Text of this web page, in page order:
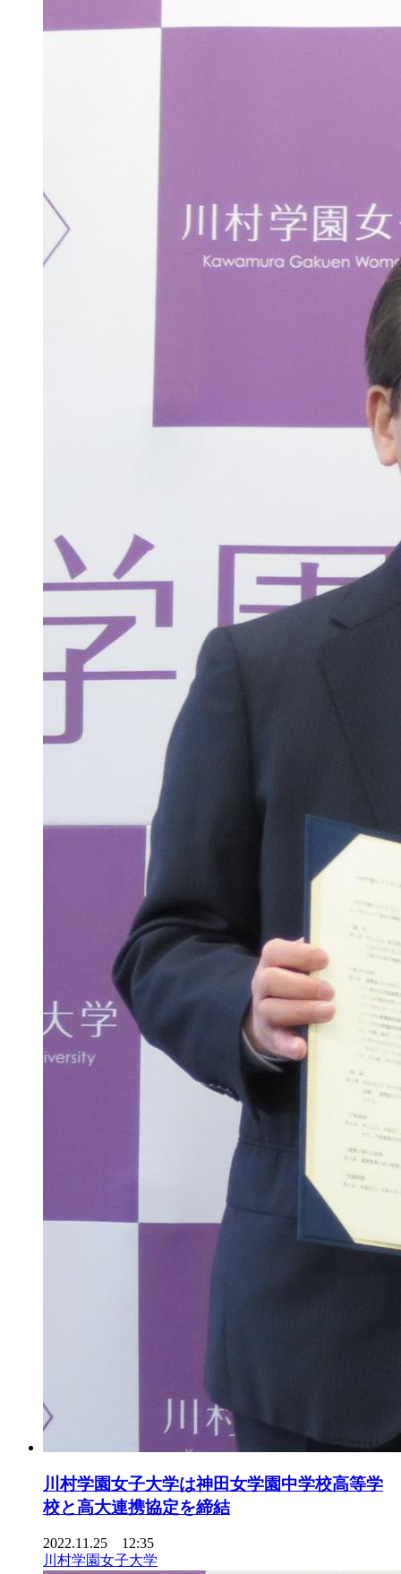
川村学園女子大学は神田女学園中学校高等学
校と高大連携協定を締結
2022.11.25 12:35
川村学園女子大学